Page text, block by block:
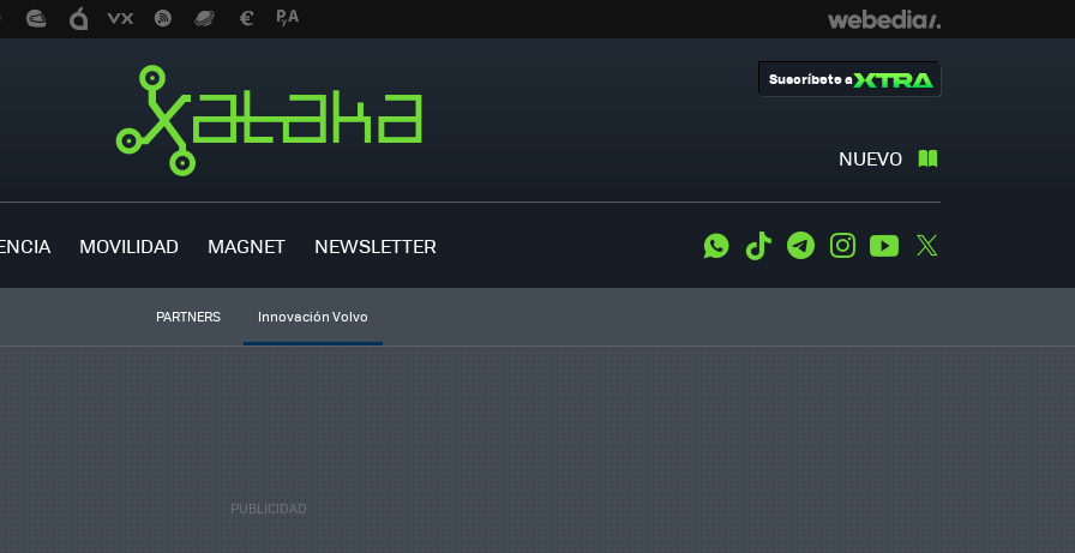
NUEVO
Suscríbete a
MOVILIDAD MAGNET NEWSLETTER WhatsApp
Tiktok TelegramInstagramYoutube
PARTNERS Innovación Volvo